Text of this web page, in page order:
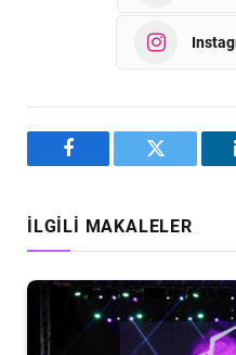
Facebook Twitter
İLGILI MAKALELER